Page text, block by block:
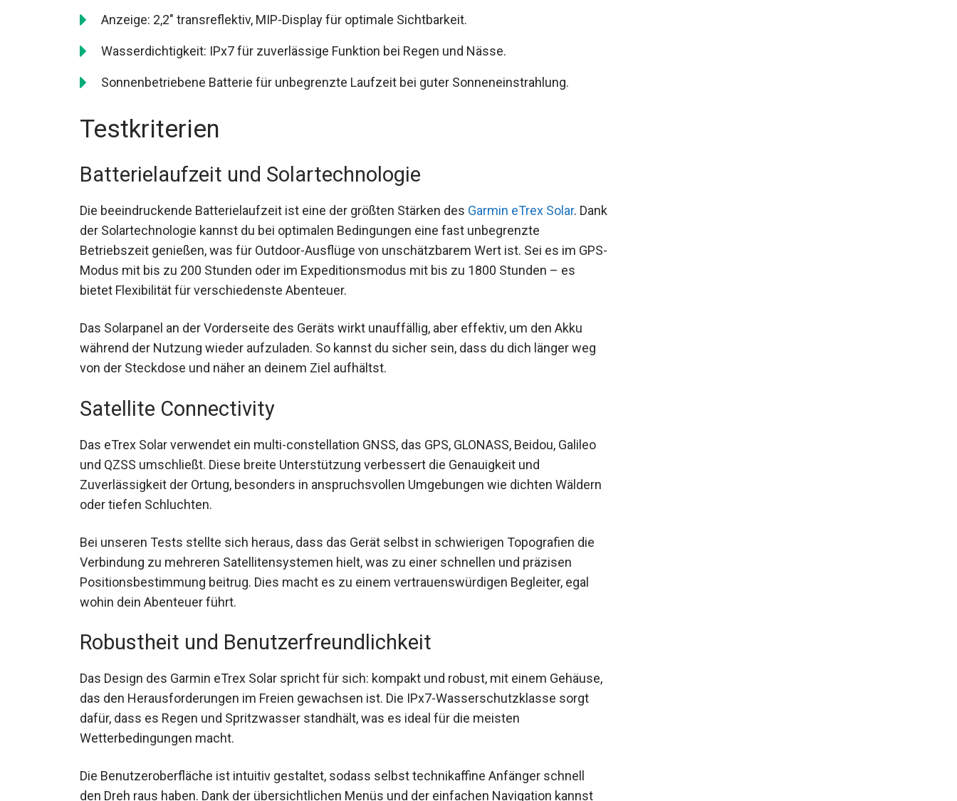
Anzeige: 2,2″ transreflektiv, MIP-Display für optimale Sichtbarkeit.
Wasserdichtigkeit: IPx7 für zuverlässige Funktion bei Regen und Nässe.
Sonnenbetriebene Batterie für unbegrenzte Laufzeit bei guter Sonneneinstrahlung.
Testkriterien
Batterielaufzeit und Solartechnologie
Die beeindruckende Batterielaufzeit ist eine der größten Stärken des Garmin eTrex Solar.
Dank der Solartechnologie kannst du bei optimalen Bedingungen eine fast unbegrenzte
Betriebszeit genießen, was für Outdoor-Ausflüge von unschätzbarem Wert ist. Sei es im
GPS-Modus mit bis zu 200 Stunden oder im Expeditionsmodus mit bis zu 1800 Stunden –
es bietet Flexibilität für verschiedenste Abenteuer.
Das Solarpanel an der Vorderseite des Geräts wirkt unauffällig, aber effektiv, um den Akku
während der Nutzung wieder aufzuladen. So kannst du sicher sein, dass du dich länger weg
von der Steckdose und näher an deinem Ziel aufhältst.
Satellite Connectivity
Das eTrex Solar verwendet ein multi-constellation GNSS, das GPS, GLONASS, Beidou, Galileo
und QZSS umschließt. Diese breite Unterstützung verbessert die Genauigkeit und
Zuverlässigkeit der Ortung, besonders in anspruchsvollen Umgebungen wie dichten
Wäldern oder tiefen Schluchten.
Bei unseren Tests stellte sich heraus, dass das Gerät selbst in schwierigen Topografien die
Verbindung zu mehreren Satellitensystemen hielt, was zu einer schnellen und präzisen
Positionsbestimmung beitrug. Dies macht es zu einem vertrauenswürdigen Begleiter, egal
wohin dein Abenteuer führt.
Robustheit und Benutzerfreundlichkeit
Das Design des Garmin eTrex Solar spricht für sich: kompakt und robust, mit einem
Gehäuse, das den Herausforderungen im Freien gewachsen ist. Die IPx7-
Wasserschutzklasse sorgt dafür, dass es Regen und Spritzwasser standhält, was es ideal
für die meisten Wetterbedingungen macht.
Die Benutzeroberfläche ist intuitiv gestaltet, sodass selbst technikaffine Anfänger schnell
den Dreh raus haben. Dank der übersichtlichen Menüs und der einfachen Navigation kannst